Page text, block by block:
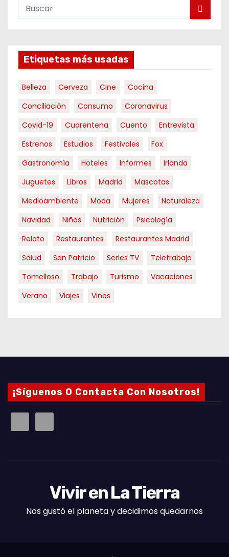
Etiquetas más usadas
Belleza Cerveza Cine
Cocina
Conciliación
Consumo
Coronavirus
Covid-19
Cuarentena Cuento
Entrevista
Estrenos
Estudios Festivales
Fox
Gastronomía
Hoteles Informes
Irlanda
Juguetes
Libros Madrid
Mascotas
Medioambiente
Moda Mujeres
Naturaleza
Navidad
Niños Nutrición
Psicología
Relato
Restaurantes
Restaurantes Madrid
Salud
San Patricio Series TV
Teletrabajo
Tomelloso
Trabajo Turismo
Vacaciones
Verano
Viajes Vinos
¡Síguenos O Contacta Con Nosotros!
Vivir en La Tierra
Nos gustó el planeta y decidimos quedarnos